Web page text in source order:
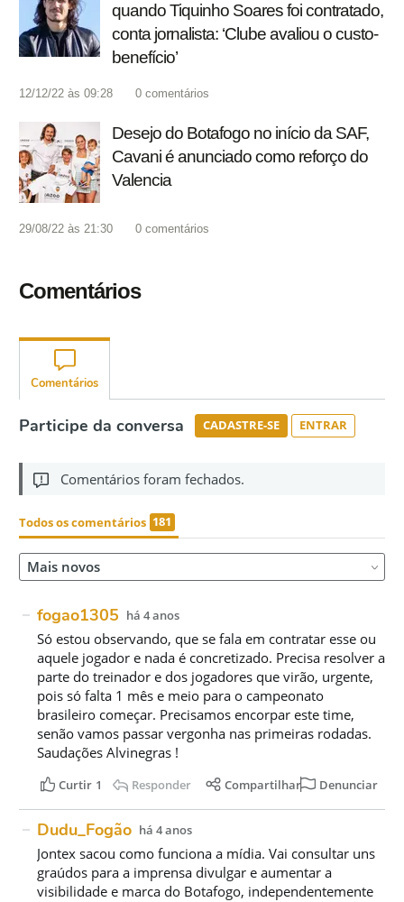
quando Tiquinho Soares foi contratado,
conta jornalista: ‘Clube avaliou o custo-
benefício’
12/12/22 às 09:28 0 comentários
Desejo do Botafogo no início da SAF,
Cavani é anunciado como reforço do
Valencia
29/08/22 às 21:30 0 comentários
Comentários